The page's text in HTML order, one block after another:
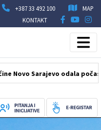
+387 33 492 100
MAP
KONTAKT
Sarajevo odala počast